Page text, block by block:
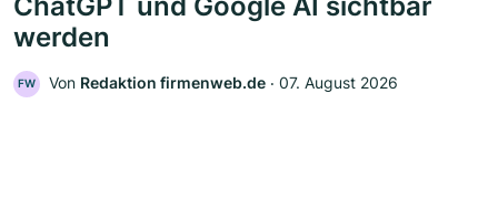
werden
FW Von Redaktion firmenweb.de ‧ 07. August 2026